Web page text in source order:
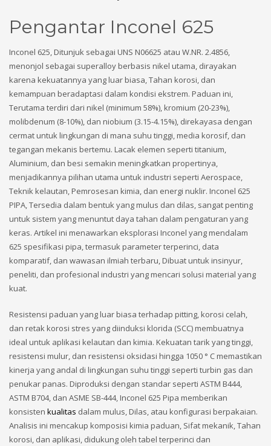
Pengantar Inconel 625
Inconel 625, Ditunjuk sebagai UNS N06625 atau W.NR. 2.4856,
menonjol sebagai superalloy berbasis nikel utama, dirayakan
karena kekuatannya yang luar biasa, Tahan korosi, dan
kemampuan beradaptasi dalam kondisi ekstrem. Paduan ini,
Terutama terdiri dari nikel (minimum 58%), kromium (20-23%),
molibdenum (8-10%), dan niobium (3.15-4.15%), direkayasa dengan
cermat untuk lingkungan di mana suhu tinggi, media korosif, dan
tegangan mekanis bertemu. Lacak elemen seperti titanium,
Aluminium, dan besi semakin meningkatkan propertinya,
menjadikannya pilihan utama untuk industri seperti Aerospace,
Teknik kelautan, Pemrosesan kimia, dan energi nuklir. Inconel 625
PIPA, Tersedia dalam bentuk yang mulus dan dilas, sangat penting
untuk sistem yang menuntut daya tahan dalam pengaturan yang
keras. Artikel ini menawarkan eksplorasi Inconel yang mendalam
625 spesifikasi pipa, termasuk parameter terperinci, data
komparatif, dan wawasan ilmiah terbaru, Dibuat untuk insinyur,
peneliti, dan profesional industri yang mencari solusi material yang
kuat.
Resistensi paduan yang luar biasa terhadap pitting, korosi celah,
dan retak korosi stres yang diinduksi klorida (SCC) membuatnya
ideal untuk aplikasi kelautan dan kimia. Kekuatan tarik yang tinggi,
resistensi mulur, dan resistensi oksidasi hingga 1050 ° C memastikan
kinerja yang andal di lingkungan suhu tinggi seperti turbin gas dan
penukar panas. Diproduksi dengan standar seperti ASTM B444,
ASTM B704, dan ASME SB-444, Inconel 625 Pipa memberikan
konsisten kualitas dalam mulus, Dilas, atau konfigurasi berpakaian.
Analisis ini mencakup komposisi kimia paduan, Sifat mekanik, Tahan
korosi, dan aplikasi, didukung oleh tabel terperinci dan